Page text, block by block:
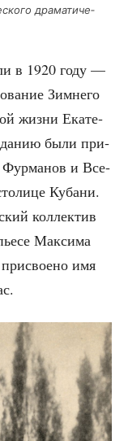
дра­ма­ти­че­
в 1920 году —
Зим­не­го
жиз­ни Ека­те­
были при­
и Все­
Куба­ни.
кол­лек­тив
Мак­си­ма
имя